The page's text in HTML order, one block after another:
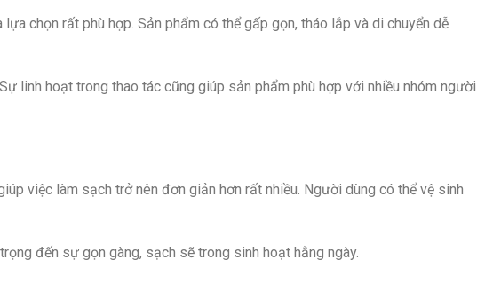
chọn rất phù hợp. Sản phẩm có thể gấp gọn, tháo lắp và di chuyển dễ
linh hoạt trong thao tác cũng giúp sản phẩm phù hợp với nhiều nhóm người
việc làm sạch trở nên đơn giản hơn rất nhiều. Người dùng có thể vệ sinh
đến sự gọn gàng, sạch sẽ trong sinh hoạt hằng ngày.